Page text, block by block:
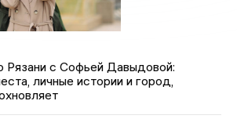
Рязани с Софьей Давыдовой:
личные истории и город,